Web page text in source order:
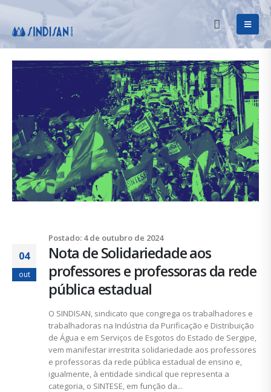
Postado: 4 de outubro de 2024
04
out
Nota de Solidariedade aos
professores e professoras da rede
pública estadual
O SINDISAN, sindicato que congrega os trabalhadores e
trabalhadoras na Indústria da Purificação e Distribuição
de Água e em Serviços de Esgotos do Estado de Sergipe,
vem manifestar irrestrita solidariedade aos professores
e professoras da rede pública estadual de ensino e,
igualmente, à entidade sindical que representa a
categoria, o SINTESE, em função da...